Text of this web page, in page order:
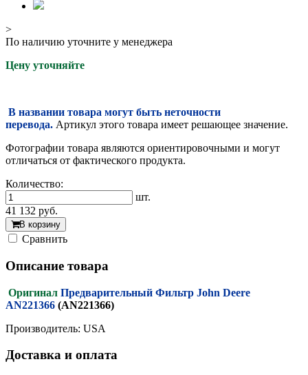
>
По наличию уточните у менеджера
Цену уточняйте
В названии товара могут быть неточности
перевода. Артикул этого товара имеет решающее значение.
Фотографии товара являются ориентировочными и могут
отличаться от фактического продукта.
Количество:
шт.
41 132 руб.
В корзину
Cравнить
Описание товара
Оригинал Предварительный Фильтр John Deere
AN221366 (AN221366)
Производитель: USA
Доставка и оплата